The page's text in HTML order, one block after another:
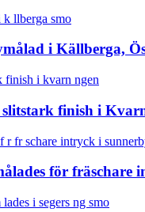
i Källberga,
finish i
för fräschare